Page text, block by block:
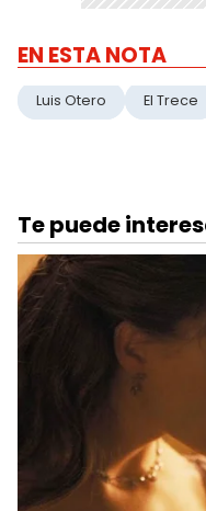
EN ESTA NOTA
Luis Otero El Trece